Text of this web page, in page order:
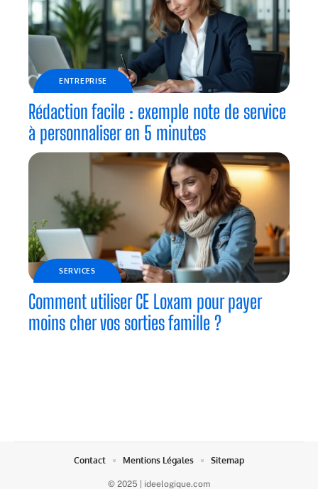
ENTREPRISE
Rédaction facile : exemple note de service
à personnaliser en 5 minutes
SERVICES
Comment utiliser CE Loxam pour payer
moins cher vos sorties famille ?
© 2025 | ideelogique.com
Contact Mentions Légales Sitemap